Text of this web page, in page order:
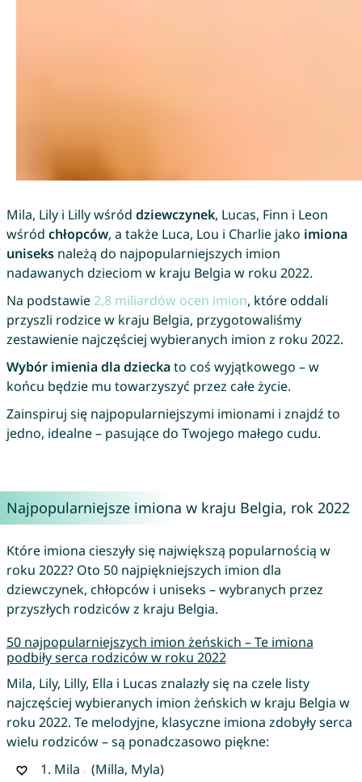
Mila, Lily i Lilly wśród dziewczynek, Lucas, Finn i Leon
wśród chłopców, a także Luca, Lou i Charlie jako imiona
uniseksnależą do najpopularniejszych imion
nadawanych dzieciom w kraju Belgia w roku 2022.
Na podstawie2,8 miliardów ocen imion, które oddali
przyszli rodzice w kraju Belgia, przygotowaliśmy
zestawienie najczęściej wybieranych imion z roku 2022.
Wybór imienia dla dzieckato coś wyjątkowego – w
końcu będzie mu towarzyszyć przez całe życie.
Zainspiruj się najpopularniejszymi imionami i znajdź to
jedno, idealne – pasujące do Twojego małego cudu.
Najpopularniejsze imiona w kraju Belgia, rok 2022
Które imiona cieszyły się największą popularnością w
roku 2022? Oto 50 najpiękniejszych imion dla
dziewczynek, chłopców i uniseks – wybranych przez
przyszłych rodziców z kraju Belgia.
50 najpopularniejszych imion żeńskich – Te imiona
podbiły serca rodziców w roku 2022
Mila, Lily, Lilly, Ella i Lucas znalazły się na czele listy
najczęściej wybieranych imion żeńskich w kraju Belgia w
roku 2022. Te melodyjne, klasyczne imiona zdobyły serca
wielu rodziców – są ponadczasowo piękne:
1. Mila
(Milla, Myla)